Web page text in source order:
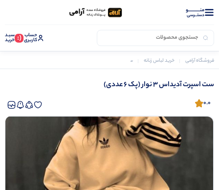
منــــــــــــو
دستــرسی
حساب
کاربری (: سبـد
خرید
فروشگاه آرامی خرید لباس زنانه ست بلوز و شلوار زنانه
ست اسپرت آدیداس 3 نوار (پک 6 عددی)
0.0